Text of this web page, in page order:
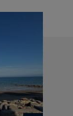
cuisine
les
d’eau
chambres